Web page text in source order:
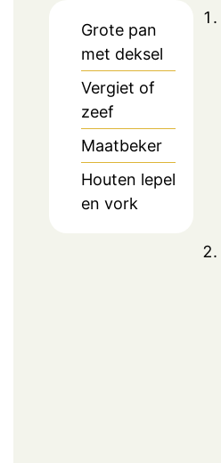
Grote pan
met deksel
Vergiet of
zeef
Maatbeker
Houten lepel
en vork